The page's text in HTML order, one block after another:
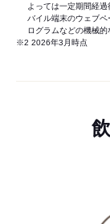
よっては一定期間経
バイル端末のウェブ
ログラムなどの機械的
※2 2026年3月時点